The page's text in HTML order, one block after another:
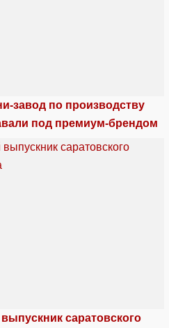
завод по производству
под премиум-брендом
саратовского